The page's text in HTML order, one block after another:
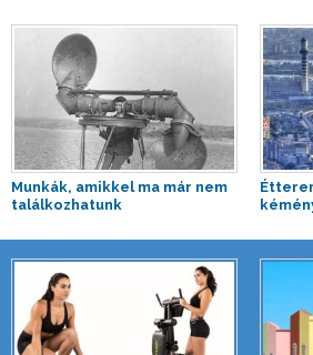
Munkák, amikkel ma már nem
találkozhatunk